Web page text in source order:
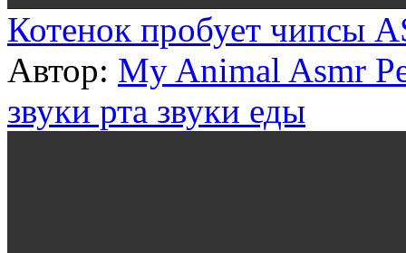
Котенок пробует чипсы
Автор: My Animal Asmr
звуки рта звуки еды